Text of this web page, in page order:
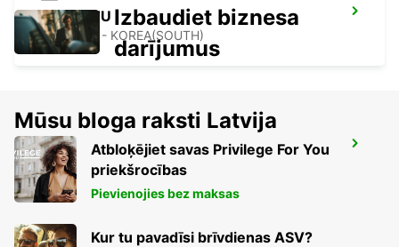
GWANGJU
GWANGJU - KOREA(SOUTH)
SHIN YOKOHAMA STATION
YOKOHAMA - JAPAN
Izbaudiet biznesa
darījumus
Mūsu bloga raksti Latvija
Atbloķējiet savas Privilege For You
priekšrocības
Pievienojies bez maksas
Kur tu pavadīsi brīvdienas ASV?